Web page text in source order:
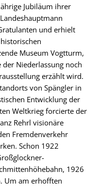
Jubiläum ihrer
und erhielt
Museum Vogtturm,
Niederlassung noch
erzählt wird.
von Spängler in
Entwicklung der
Weltkrieg forcierte der
Rehrl visionäre
Fremdenverkehr
Schon 1922
1926
Um am erhofften